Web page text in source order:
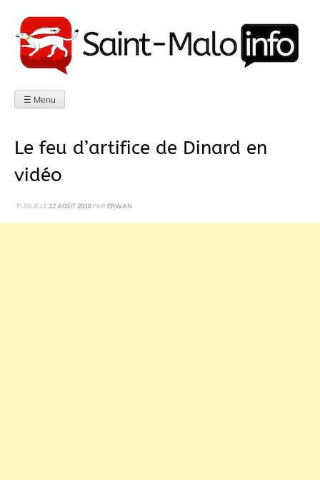
au
contenu
☰ Menu
Le feu d’artifice de Dinard en
vidéo
PUBLIÉ LE22 AOÛT 2018 PARERWAN